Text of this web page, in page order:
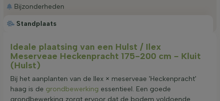
Standplaats
Bijzonderheden
Ideale plaatsing van een Hulst / Ilex
Meserveae Heckenpracht 175-200 cm - Kluit
(Hulst)
Bij het aanplanten van de Ilex × meserveae 'Heckenpracht'
haag is de grondbewerking essentieel. Een goede